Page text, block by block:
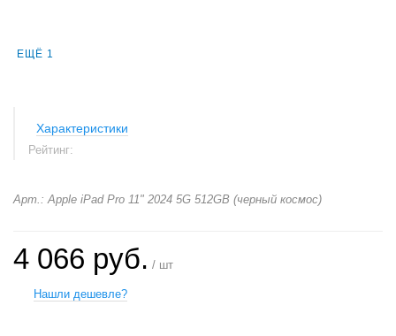
ЕЩЁ 1
Характеристики
Рейтинг:
Арт.: Apple iPad Pro 11" 2024 5G 512GB (черный космос)
4 066 руб. / шт
Нашли дешевле?